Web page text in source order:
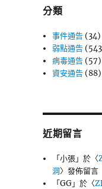
分類
事件通告 (34)
弱點通告
病毒通告 (57)
資安通告 (88)
近期留言
「小張」於〈
洞〉發佈留言
「GG」於〈